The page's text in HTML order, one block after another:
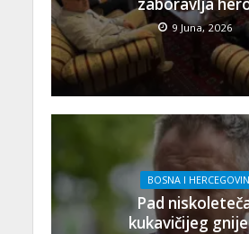
9 Juna, 2026
BOSNA I
Pad
kukavičijeg